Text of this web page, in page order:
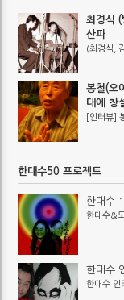
최경식
산파
(최경식,
봉철(오
대에 창
[인터뷰]
한대수50 프로젝트
한대수
한대수&
한대수
한대수